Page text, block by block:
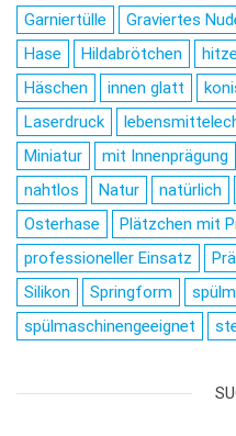
Garniertülle
Graviertes
Hase
Hildabrötchen
Häschen
innen glatt
Laserdruck
Miniatur
mit Innenprägung
nahtlos
Natur natürlich
Osterhase
Plätzchen mit
professioneller Einsatz
Silikon
Springform
spülmaschinengeeignet